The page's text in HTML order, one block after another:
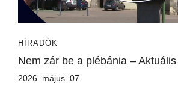
HÍRADÓK
Nem zár be a plébánia –
2026. május. 07.